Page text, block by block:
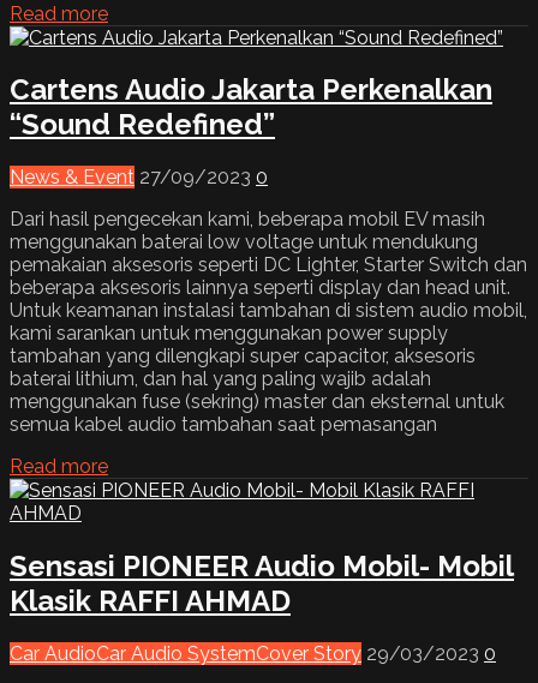
Read more
Cartens Audio Jakarta Perkenalkan
“Sound Redefined”
News & Event 27/09/2023 0
Dari hasil pengecekan kami, beberapa mobil EV masih
menggunakan baterai low voltage untuk mendukung
pemakaian aksesoris seperti DC Lighter, Starter Switch dan
beberapa aksesoris lainnya seperti display dan head unit.
Untuk keamanan instalasi tambahan di sistem audio mobil,
kami sarankan untuk menggunakan power supply
tambahan yang dilengkapi super capacitor, aksesoris
baterai lithium, dan hal yang paling wajib adalah
menggunakan fuse (sekring) master dan eksternal untuk
semua kabel audio tambahan saat pemasangan
Read more
Sensasi PIONEER Audio Mobil- Mobil
Klasik RAFFI AHMAD
Car AudioCar Audio SystemCover Story 29/03/2023 0